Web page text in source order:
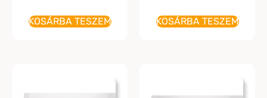
KOSÁRBA TESZEM KOSÁRBA TESZEM